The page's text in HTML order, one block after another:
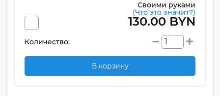
Своими руками
(Что это значит?)
130.00 BYN
Количество:
В корзину